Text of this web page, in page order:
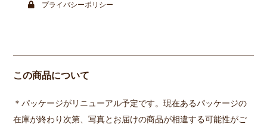
プライバシーポリシー
この商品について
＊パッケージがリニューアル予定です。現在あるパッケージの
在庫が終わり次第、写真とお届けの商品が相違する可能性がご